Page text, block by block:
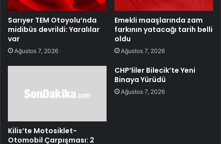
Sarıyer TEM Otoyolu’nda
midibüs devrildi: Yaralılar
var
Ağustos 7, 2026
Emekli maaşlarında zam
farkının yatacağı tarih belli
oldu
Ağustos 7, 2026
Kilis’te Motosiklet-
Otomobil Çarpışması: 2
CHP’liler Bilecik’te Yeni
Binaya Yürüdü
Ağustos 7, 2026